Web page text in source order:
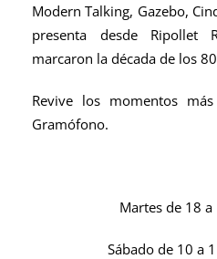
Modern Talking, Gazebo,
presenta desde Ripollet
marcaron la década de los
Revive los momentos
Gramófono.
Martes de 18
Sábado de 10 a